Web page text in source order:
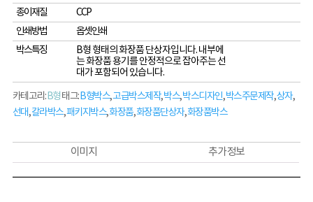
종이재질
CCP
인쇄방법
옵셋인쇄
박스특징
B형 형태의 화장품 단상자입니다. 내부에
는 화장품 용기를 안정적으로 잡아주는 선
대가 포함되어 있습니다.
카테고리: B형태그: B형박스,고급박스제작,박스,박스디자인,박스주문제작,상자,
선대,칼라박스,패키지박스,화장품,화장품단상자,화장품박스
이미지 추가 정보